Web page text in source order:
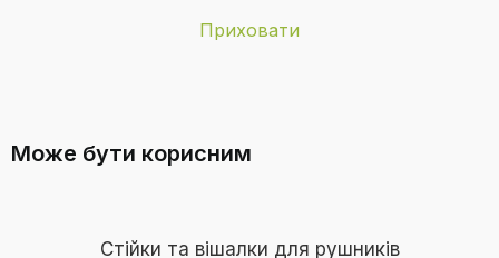
Приховати
Вільний від
Без свинцю, ПВХ, без кадмію, без ртуті, без
або гелем для рук?
Може бути корисним
Стійки та вішалки для рушників